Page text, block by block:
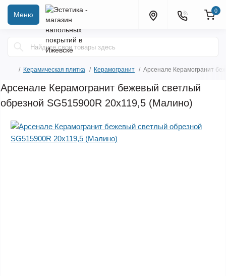
Меню 0
Керамическая плитка Керамогранит Арсенале Керамогранит
Арсенале Керамогранит бежевый светлый
обрезной SG515900R 20х119,5 (Малино)